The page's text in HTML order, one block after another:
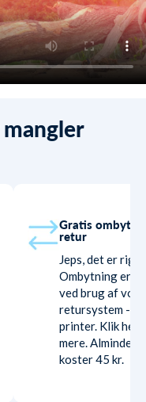
Gratis
retur
Jeps, det er
Ombytning er
ved brug af
retursystem -
printer. Klik her
mere.
koster 45 kr.